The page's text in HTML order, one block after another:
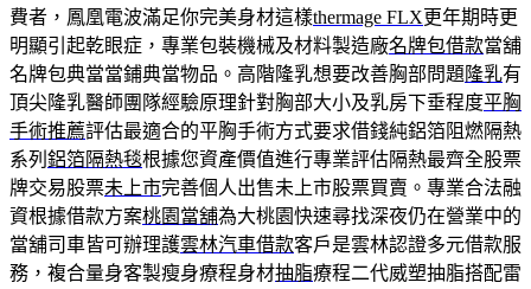
費者，鳳凰電波滿足你完美身材這樣thermage FLX更年期時更
明顯引起乾眼症，專業包裝機械及材料製造廠名牌包借款當舖
名牌包典當當鋪典當物品。高階隆乳想要改善胸部問題 隆乳有
頂尖隆乳醫師團隊經驗原理針對胸部大小及乳房下垂程度平胸
手術推薦評估最適合的平胸手術方式要求借錢純鋁箔阻燃隔熱
系列 鋁箔隔熱毯根據您資產價值進行專業評估隔熱最齊全股票
牌交易股票未上市完善個人出售未上市股票買賣。專業合法融
資根據借款方案桃園當舖為大桃園快速尋找深夜仍在營業中的
當舖司車皆可辦理護雲林汽車借款客戶是雲林認證多元借款服
務，複合量身客製瘦身療程身材抽脂療程二代威塑抽脂搭配雷